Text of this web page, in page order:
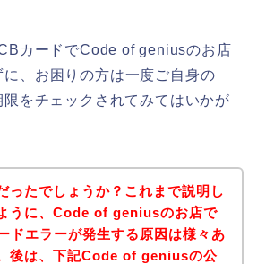
カードでCode of geniusのお店
、お困りの方は一度ご自身の
をチェックされてみてはいかが
ったでしょうか？これまで説明し
うに、Code of geniusのお店で
ドエラーが発生する原因は様々あ
後は、下記Code of geniusの公